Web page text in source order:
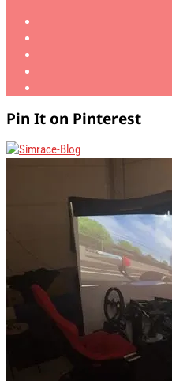
Pin It on Pinterest